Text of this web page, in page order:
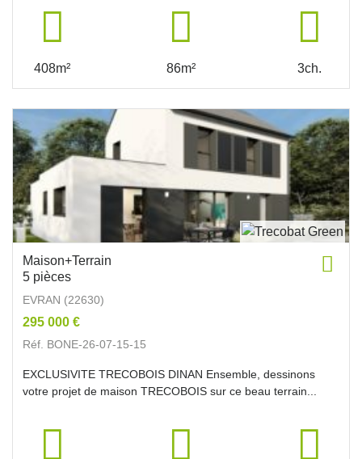
408m² 86m² 3ch.
Maison+Terrain
5 pièces
EVRAN (22630)
295 000 €
Réf. BONE-26-07-15-15
EXCLUSIVITE TRECOBOIS DINAN Ensemble, dessinons
votre projet de maison TRECOBOIS sur ce beau terrain...